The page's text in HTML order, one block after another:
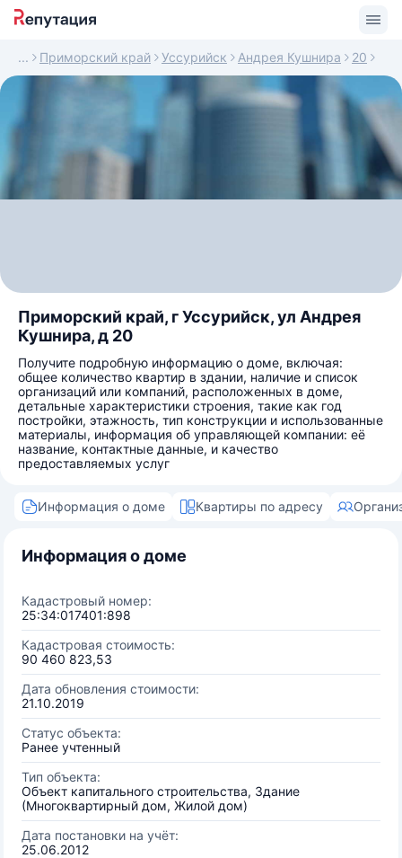
Приморский край Уссурийск Андрея Кушнира 20
Приморский край, г Уссурийск, ул Андрея
Кушнира, д 20
Получите подробную информацию о доме, включая:
общее количество квартир в здании, наличие и список
организаций или компаний, расположенных в доме,
детальные характеристики строения, такие как год
постройки, этажность, тип конструкции и использованные
материалы, информация об управляющей компании: её
название, контактные данные, и качество
предоставляемых услуг
Информация о доме Квартиры по адресу
Информация о доме
Кадастровый номер:
25:34:017401:898
Кадастровая стоимость:
90 460 823,53
Дата обновления стоимости:
21.10.2019
Статус объекта:
Ранее учтенный
Тип объекта:
Объект капитального строительства, Здание
(Многоквартирный дом, Жилой дом)
Дата постановки на учёт:
25.06.2012